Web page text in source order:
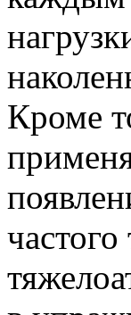
Кроме